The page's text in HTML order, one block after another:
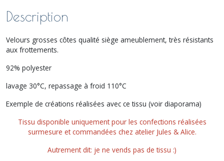
Description
Velours grosses côtes qualité siège ameublement, très résistants
aux frottements.
92% polyester
lavage 30°C, repassage à froid 110°C
Exemple de créations réalisées avec ce tissu (voir diaporama)
Tissu disponible uniquement pour les confections réalisées
surmesure et commandées chez atelier Jules & Alice.
Autrement dit: je ne vends pas de tissu :)